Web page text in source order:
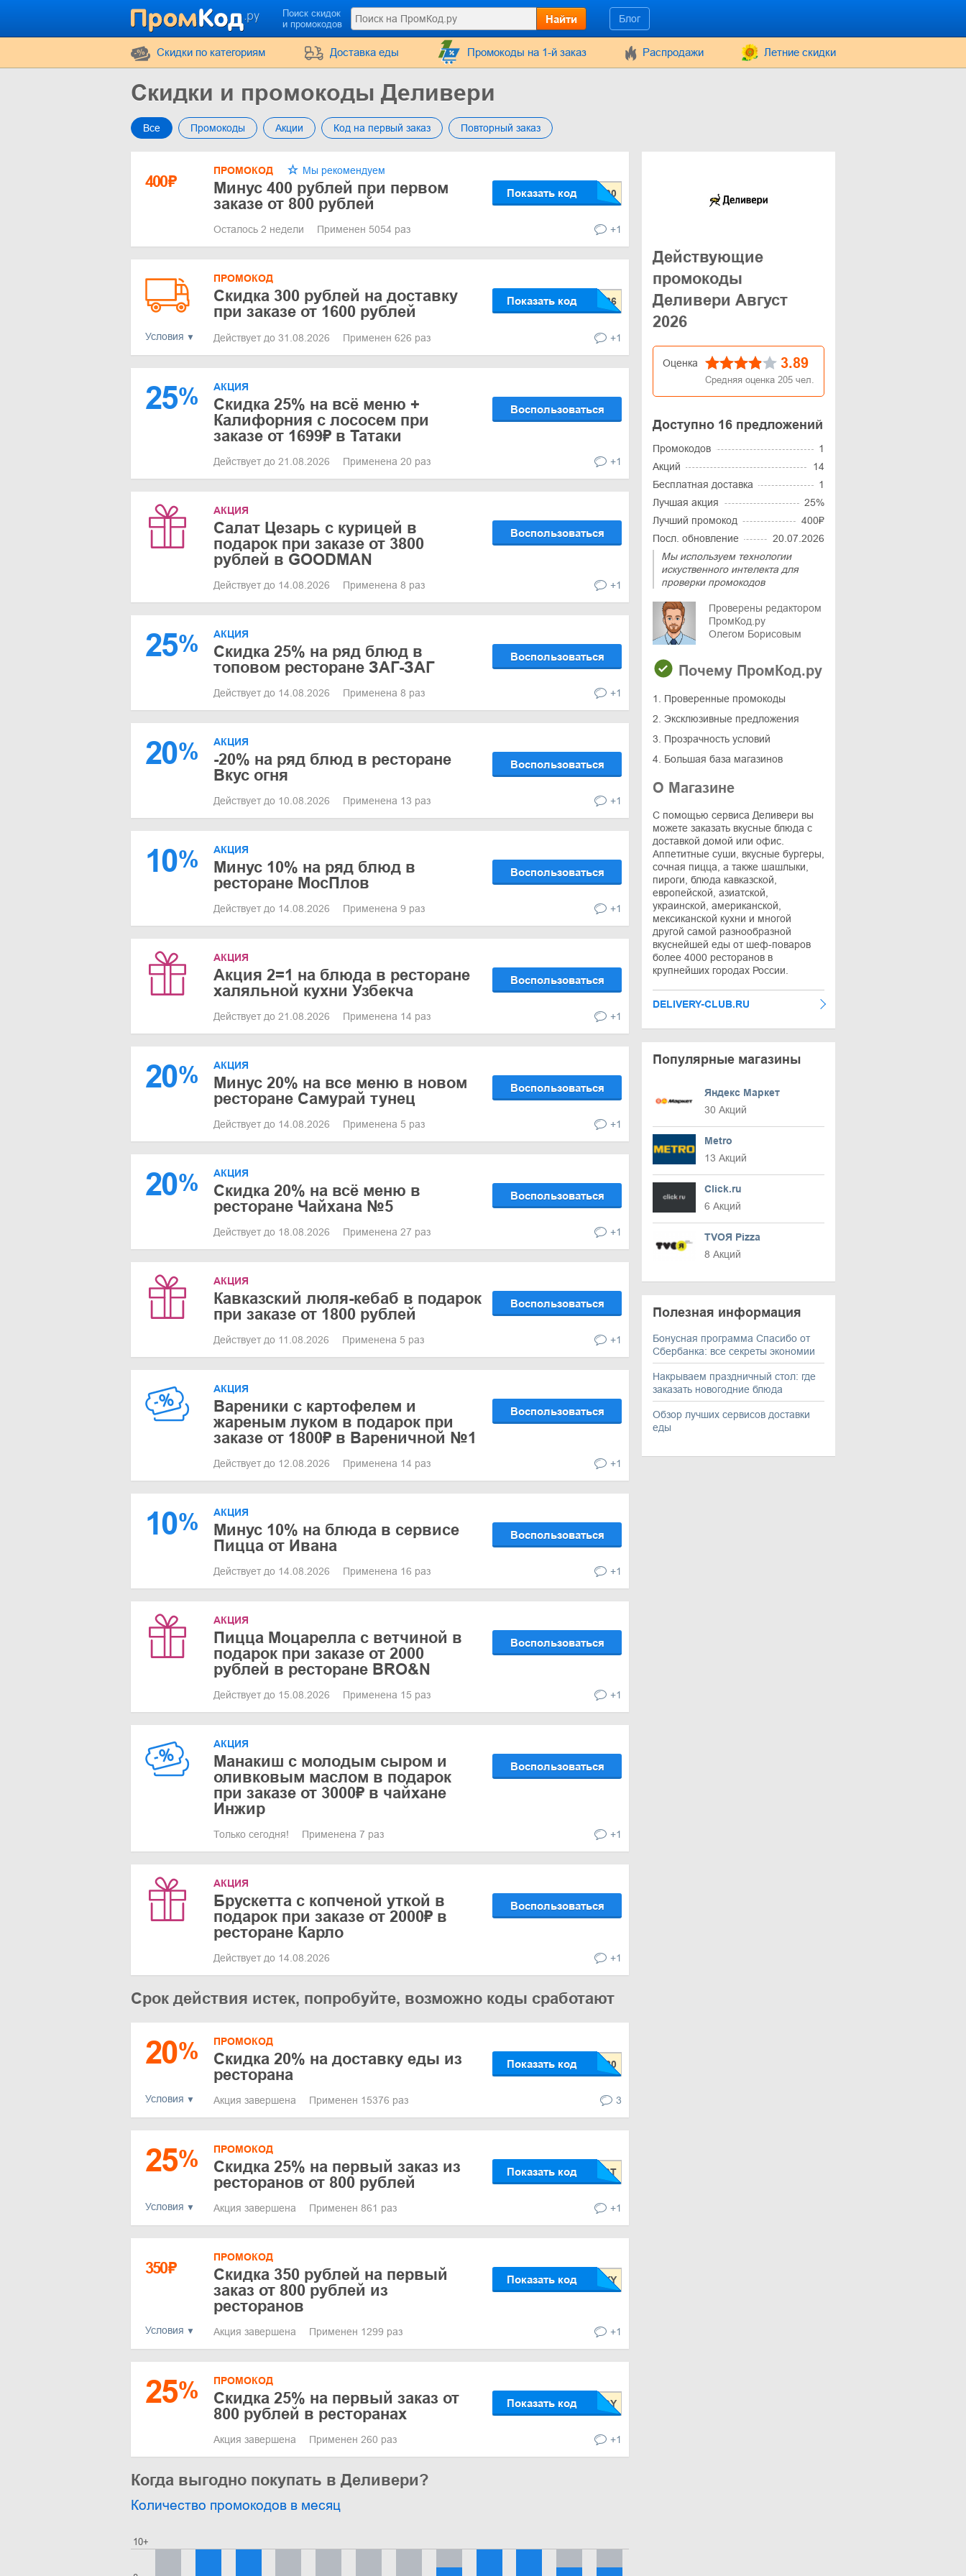
Поиск скидок
и промокодов
Найти Блог
Cкидки по категориям Доставка еды Промокоды на 1-й заказ Распродажи Летние скидки
Скидки и промокоды Деливери
Все Промокоды Акции Код на первый заказ Повторный заказ
400₽
ПРОМОКОД Мы рекомендуем
Минус 400 рублей при первом
заказе от 800 рублей
Показать код
Осталось 2 недели Применен 5054 раз +1
Условия
ПРОМОКОД
Скидка 300 рублей на доставку
при заказе от 1600 рублей
Показать код
Действует до 31.08.2026 Применен 626 раз +1
25% АКЦИЯ
Скидка 25% на всё меню +
Калифорния с лососем при
заказе от 1699₽ в Татаки
Воспользоваться
Действует до 21.08.2026 Применена 20 раз +1
АКЦИЯ
Салат Цезарь с курицей в
подарок при заказе от 3800
рублей в GOODMAN
Воспользоваться
Действует до 14.08.2026 Применена 8 раз +1
25% АКЦИЯ
Скидка 25% на ряд блюд в
топовом ресторане ЗАГ-ЗАГ
Воспользоваться
Действует до 14.08.2026 Применена 8 раз +1
20% АКЦИЯ
-20% на ряд блюд в ресторане
Вкус огня
Воспользоваться
Действует до 10.08.2026 Применена 13 раз +1
10% АКЦИЯ
Минус 10% на ряд блюд в
ресторане МосПлов
Воспользоваться
Действует до 14.08.2026 Применена 9 раз +1
АКЦИЯ
Акция 2=1 на блюда в ресторане
халяльной кухни Узбекча
Воспользоваться
Действует до 21.08.2026 Применена 14 раз +1
20% АКЦИЯ
Минус 20% на все меню в новом
ресторане Самурай тунец
Воспользоваться
Действует до 14.08.2026 Применена 5 раз +1
20% АКЦИЯ
Скидка 20% на всё меню в
ресторане Чайхана №5
Воспользоваться
Действует до 18.08.2026 Применена 27 раз +1
АКЦИЯ
Кавказский люля-кебаб в подарок
при заказе от 1800 рублей
Воспользоваться
Действует до 11.08.2026 Применена 5 раз +1
АКЦИЯ
Вареники с картофелем и
жареным луком в подарок при
заказе от 1800₽ в Вареничной №1
Воспользоваться
Действует до 12.08.2026 Применена 14 раз +1
10% АКЦИЯ
Минус 10% на блюда в сервисе
Пицца от Ивана
Воспользоваться
Действует до 14.08.2026 Применена 16 раз +1
АКЦИЯ
Пицца Моцарелла с ветчиной в
подарок при заказе от 2000
рублей в ресторане BRO&N
Воспользоваться
Действует до 15.08.2026 Применена 15 раз +1
АКЦИЯ
Манакиш с молодым сыром и
оливковым маслом в подарок
при заказе от 3000₽ в чайхане
Инжир
Воспользоваться
Только сегодня! Применена 7 раз +1
АКЦИЯ
Брускетта с копченой уткой в
подарок при заказе от 2000₽ в
ресторане Карло
Воспользоваться
Действует до 14.08.2026 +1
Срок действия истек, попробуйте, возможно коды сработают
20%
Условия
ПРОМОКОД
Скидка 20% на доставку еды из
ресторана
Показать код
Акция завершена Применен 15376 раз 3
25%
Условия
ПРОМОКОД
Скидка 25% на первый заказ из
ресторанов от 800 рублей
Показать код
Акция завершена Применен 861 раз +1
350₽
Условия
ПРОМОКОД
Скидка 350 рублей на первый
заказ от 800 рублей из
ресторанов
Показать код
Акция завершена Применен 1299 раз +1
25% ПРОМОКОД
Cкидка 25% на первый заказ от
800 рублей в ресторанах
Показать код
Акция завершена Применен 260 раз +1
Когда выгодно покупать в Деливери?
Количество промокодов в месяц
10+
Действующие
промокоды
Деливери Август
2026
Оценка 3.89
Средняя оценка 205 чел.
Доступно 16 предложений
Промокодов
1
Акций
14
Бесплатная доставка
1
Лучшая акция
25%
Лучший промокод
400₽
Посл. обновление
20.07.2026
Мы используем технологии
искуственного интелекта для
проверки промокодов
Проверены редактором
ПромКод.ру
Олегом Борисовым
Почему ПромКод.ру
1. Проверенные промокоды
2. Эксклюзивные предложения
3. Прозрачность условий
4. Большая база магазинов
О Магазине
С помощью сервиса Деливери вы
можете заказать вкусные блюда с
доставкой домой или офис.
Аппетитные суши, вкусные бургеры,
сочная пицца, а также шашлыки,
пироги, блюда кавказской,
европейской, азиатской,
украинской, американской,
мексиканской кухни и многой
другой самой разнообразной
вкуснейшей еды от шеф-поваров
более 4000 ресторанов в
крупнейших городах России.
DELIVERY-CLUB.RU
Популярные магазины
Яндекс Маркет
30 Акций
Metro
13 Акций
Click.ru
6 Акций
TVOЯ Pizza
8 Акций
Полезная информация
Бонусная программа Спасибо от
Сбербанка: все секреты экономии
Накрываем праздничный стол: где
заказать новогодние блюда
Обзор лучших сервисов доставки
еды